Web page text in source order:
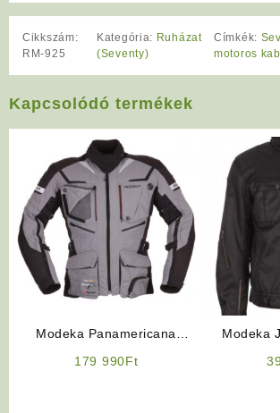
Cikkszám:
RM-925
Kategória: Ruházat
(Seventy)
Címkék:
motoros
Kapcsolódó termékek
Modeka Panamericana
179 990Ft
Modeka